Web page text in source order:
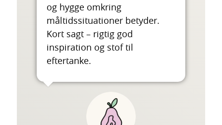
og hygge omkring
måltidssituationer betyder.
Kort sagt – rigtig god
inspiration og stof til
eftertanke.